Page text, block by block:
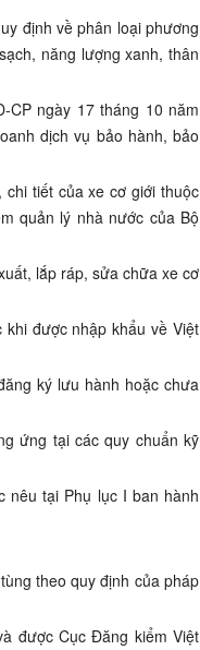
định về phân loại phương
năng lượng xanh, thân
ngày 17 tháng 10 năm
dịch vụ bảo hành, bảo
tiết của xe cơ giới thuộc
quản lý nhà nước của Bộ
lắp ráp, sửa chữa xe cơ
được nhập khẩu về Việt
ký lưu hành hoặc chưa
ứng tại các quy chuẩn kỹ
nêu tại Phụ lục I ban hành
theo quy định của pháp
được Cục Đăng kiểm Việt